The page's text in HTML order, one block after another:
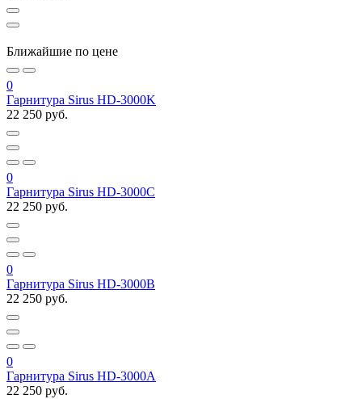
Ближайшие по цене
0
Гарнитура Sirus HD-3000K
22 250 руб.
0
Гарнитура Sirus HD-3000С
22 250 руб.
0
Гарнитура Sirus HD-3000В
22 250 руб.
0
Гарнитура Sirus HD-3000A
22 250 руб.